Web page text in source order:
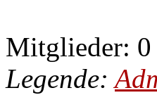
Mitglieder:
Legende: